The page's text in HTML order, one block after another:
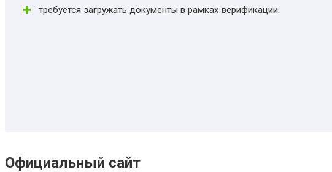
требуется загружать документы в рамках верификации.
Официальный сайт